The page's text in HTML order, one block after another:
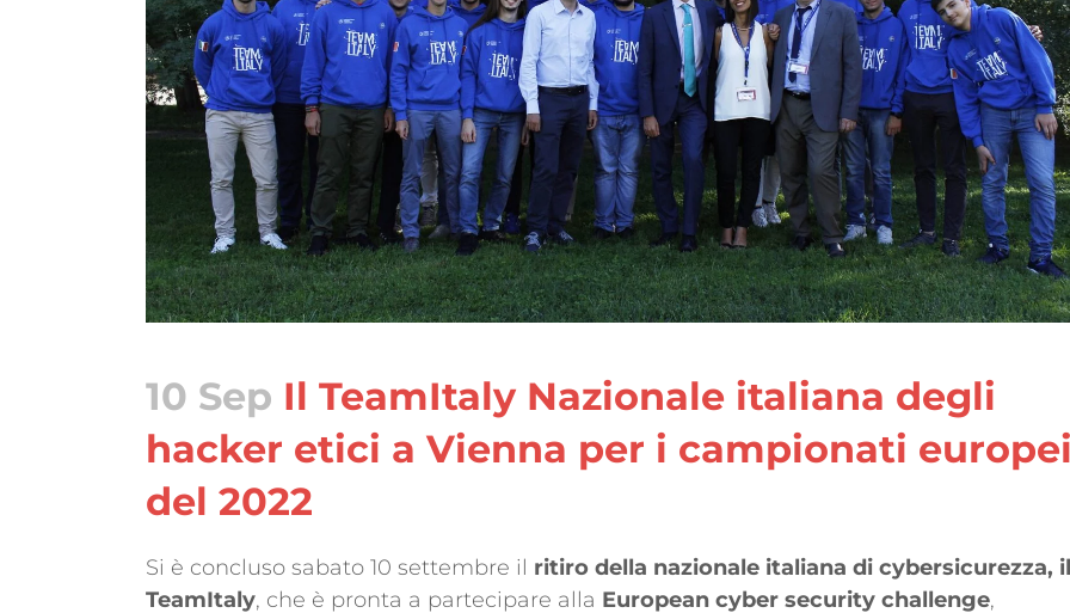
10 Sep Il TeamItaly Nazionale italiana degli
hacker etici a Vienna per i campionati
del 2022
Si è concluso sabato 10 settembre il ritiro della nazionale italiana di cybersicurezza, il
TeamItaly, che è pronta a partecipare alla European cyber security challenge,